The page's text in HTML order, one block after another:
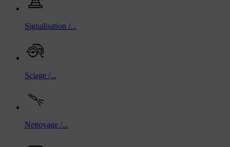
Signalisation /...
Sciage /...
Nettoyage /...